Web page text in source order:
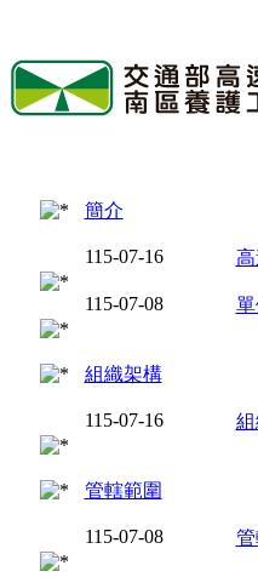
簡介
115-07-16
115-07-08
組織架構
115-07-16 組
管轄範圍
115-07-08